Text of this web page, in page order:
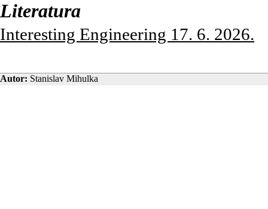
Literatura
Interesting Engineering 17. 6. 2026.
Autor: Stanislav Mihulka